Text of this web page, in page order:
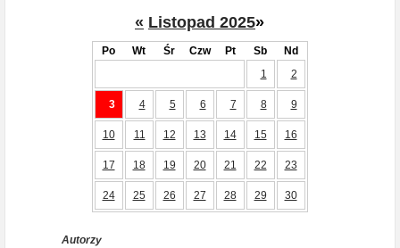
« Listopad 2025»
Po Wt Śr Czw Pt Sb
Nd
1
2
3 4 5 6 7 8 9
10 11 12 13 14 15 16
17 18 19 20 21 22 23
24 25 26 27 28 29 30
Autorzy